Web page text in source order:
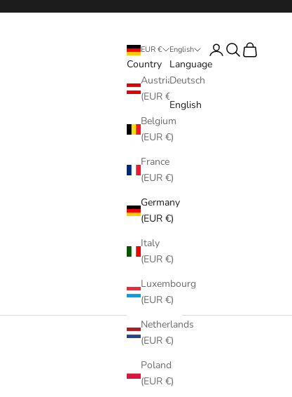
EUR €
Country
Austria
(EUR €)
Belgium
(EUR €)
France
(EUR €)
Germany
(EUR €)
Italy
(EUR €)
Luxembourg
(EUR €)
Netherlands
(EUR €)
Poland
(EUR €)
English
Language
Deutsch
English
LoginSearch
Cart